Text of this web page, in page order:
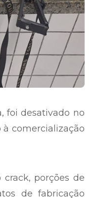
foi desativado no
comercialização
porções de
de fabricação